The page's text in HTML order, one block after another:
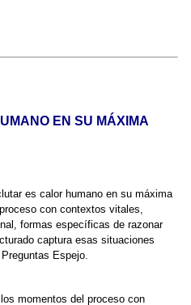
EN SU MÁXIMA
es calor humano en su máxima
con contextos vitales,
formas específicas de razonar
captura esas situaciones
Espejo.
momentos del proceso con